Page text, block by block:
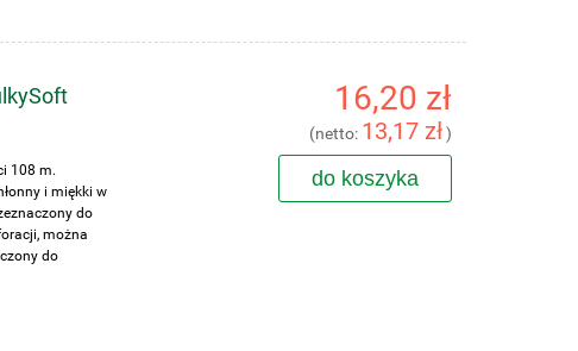
108 m.
i miękki w
do
można
do
16,20 zł
(netto: 13,17 zł)
do koszyka